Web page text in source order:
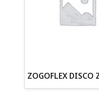
· Cachorros
·